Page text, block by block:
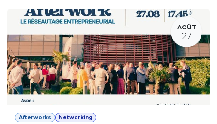
AOÛT
27
Afterworks Networking